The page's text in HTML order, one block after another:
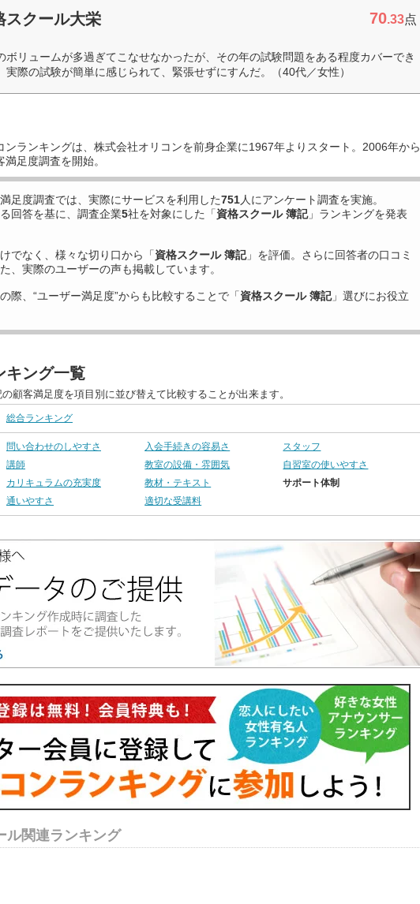
スクール大栄 70.33点
ボリュームが多過ぎてこなせなかったが、その年の試験問題をある程度カバーでき
実際の試験が簡単に感じられて、緊張せずにすんだ。（40代／女性）
ンランキングは、株式会社オリコンを前身企業に1967年よりスタート。2006年から
満足度調査を開始。
足度調査では、実際にサービスを利用した751人にアンケート調査を実施。
回答を基に、調査企業5社を対象にした「資格スクール 簿記」ランキングを発表
でなく、様々な切り口から「資格スクール 簿記」を評価。さらに回答者の口コミ
、実際のユーザーの声も掲載しています。
際、“ユーザー満足度”からも比較することで「資格スクール 簿記」選びにお役立
キング一覧
顧客満足度を項目別に並び替えて比較することが出来ます。
総合ランキング
問い合わせのしやすさ 入会手続きの容易さ
スタッフ
講師
教室の設備・雰囲気
自習室の使いやすさ
カリキュラムの充実度
教材・テキスト
サポート体制
通いやすさ
適切な受講料
ル関連ランキング